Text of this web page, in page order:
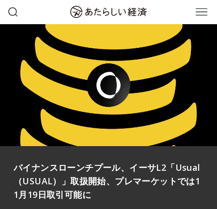
バイナンスローンチプール、イーサL2「Usual
（USUAL）」取扱開始、プレマーケットでは1
1月19日取引可能に